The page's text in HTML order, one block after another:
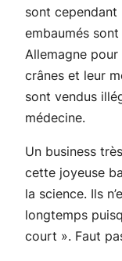
sont
embaumés
Allemagne
crânes et leur
sont vendus
médecine.
Un business
cette joyeuse
la science. Ils
longtemps
court ». Faut